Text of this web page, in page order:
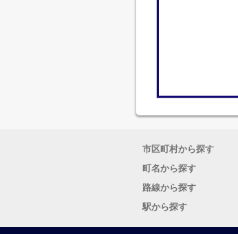
市区町村から探す
町名から探す
路線から探す
駅から探す